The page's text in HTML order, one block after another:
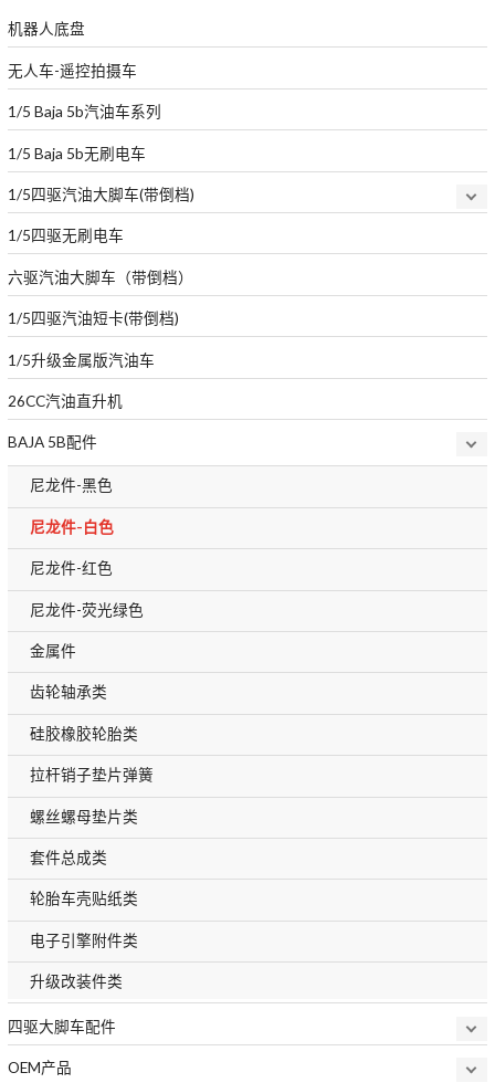
机器人底盘
无人车-遥控拍摄车
1/5 Baja 5b汽油车系列
1/5 Baja 5b无刷电车
1/5四驱汽油大脚车(带倒档)
1/5四驱无刷电车
六驱汽油大脚车（带倒档）
1/5四驱汽油短卡(带倒档)
1/5升级金属版汽油车
26CC汽油直升机
BAJA 5B配件
尼龙件-黑色
尼龙件-白色
尼龙件-红色
尼龙件-荧光绿色
金属件
齿轮轴承类
硅胶橡胶轮胎类
拉杆销子垫片弹簧
螺丝螺母垫片类
套件总成类
轮胎车壳贴纸类
电子引擎附件类
升级改装件类
四驱大脚车配件
OEM产品